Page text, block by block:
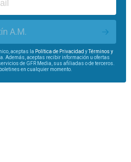
A.M.
aceptas la Política de Privacidad yTérminos y
Además, aceptas recibir información u ofertas
de GFR Media, sus afiliadas o de terceros.
en cualquier momento.